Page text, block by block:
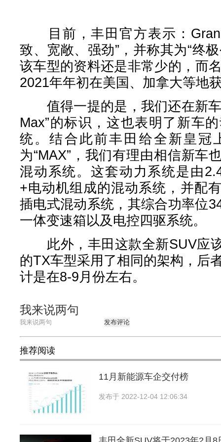
目前，丰田官方表示：
致、宽敞、强劲”，并称其为“终
该车型的资料还是非常少的，而
2021年年初在美国、加拿大等地
值得一提的是，我们还在新车
Max”的标识，这也表明了新车
统。结合此前丰田给全新皇冠
为“MAX”，我们有理由相信新车
混动系统。这套动力系统是由
+电动机组成的混动系统，并配
插电式混动系统，其综合功率位
一体变速箱以及电控四驱系统。
此外，丰田这款全新SUV应
的TX车型采用了相同的架构，后
计是在8-9月份左右。
我来说两句
发布评论
推荐阅读
11月新能源车企交付榜
发布于 2022-12-04 12:06:34